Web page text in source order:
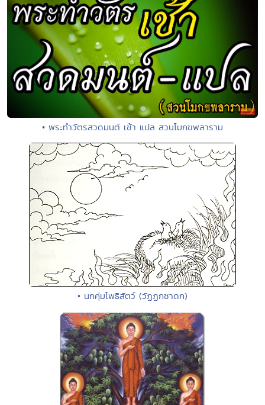
• พระทำวัตรสวดมนต์ เช้า แปล สวนโมกขพลาราม
• นกคุ่มโพธิสัตว์ (วัฏฏกชาดก)